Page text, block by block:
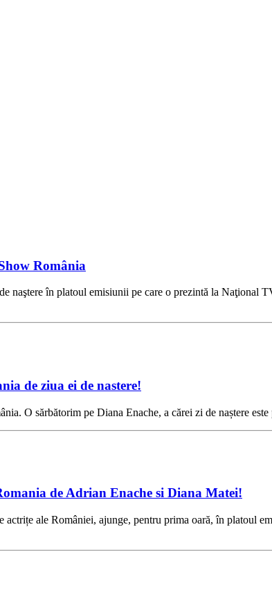
România
naştere în platoul emisiunii pe care o prezintă la Naţional
de ziua ei de nastere!
O sărbătorim pe Diana Enache, a cărei zi de naștere
de Adrian Enache si Diana Matei!
ale României, ajunge, pentru prima oară, în platoul